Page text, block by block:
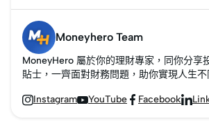
Moneyhero Team
MoneyHero 屬於你的理財專家，同你分享
貼士，一齊面對財務問題，助你實現人生
InstagramYouTube  Facebook